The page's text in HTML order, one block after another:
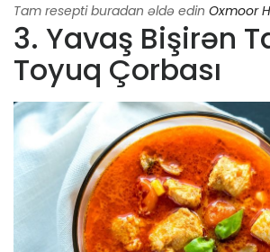
Tam resepti buradan əldə edin Oxmoor
3. Yavaş Bişirən
Toyuq Çorbası